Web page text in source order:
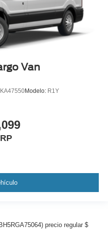
Van
Modelo: R1Y
precio regular $